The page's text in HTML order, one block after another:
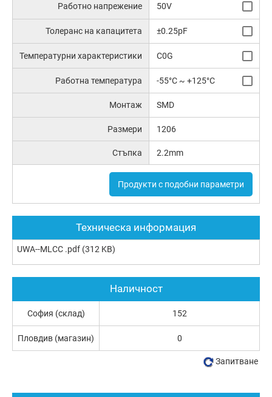
Работно напрежение 50V
Толеранс на капацитета ±0.25pF
Температурни характеристики C0G
Работна температура -55°C ~ +125°C
Монтаж SMD
Размери 1206
Стъпка 2.2mm
Продукти с подобни параметри
Техническа информация
UWA--MLCC .pdf (312 KB)
Наличност
София (склад) 152
Пловдив (магазин) 0
Запитване